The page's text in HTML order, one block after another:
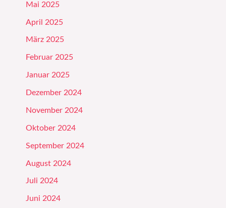
Mai 2025
April 2025
März 2025
Februar 2025
Januar 2025
Dezember 2024
November 2024
Oktober 2024
September 2024
August 2024
Juli 2024
Juni 2024